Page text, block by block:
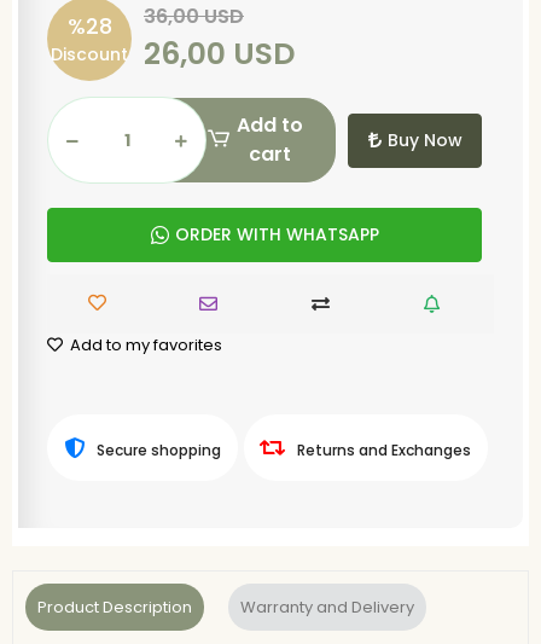
%28
Discount
36,00 USD
26,00 USD
Add to
cart
Buy Now
ORDER WITH WHATSAPP
Add to my favorites
Secure shopping Returns and Exchanges
Product Description Warranty and Delivery